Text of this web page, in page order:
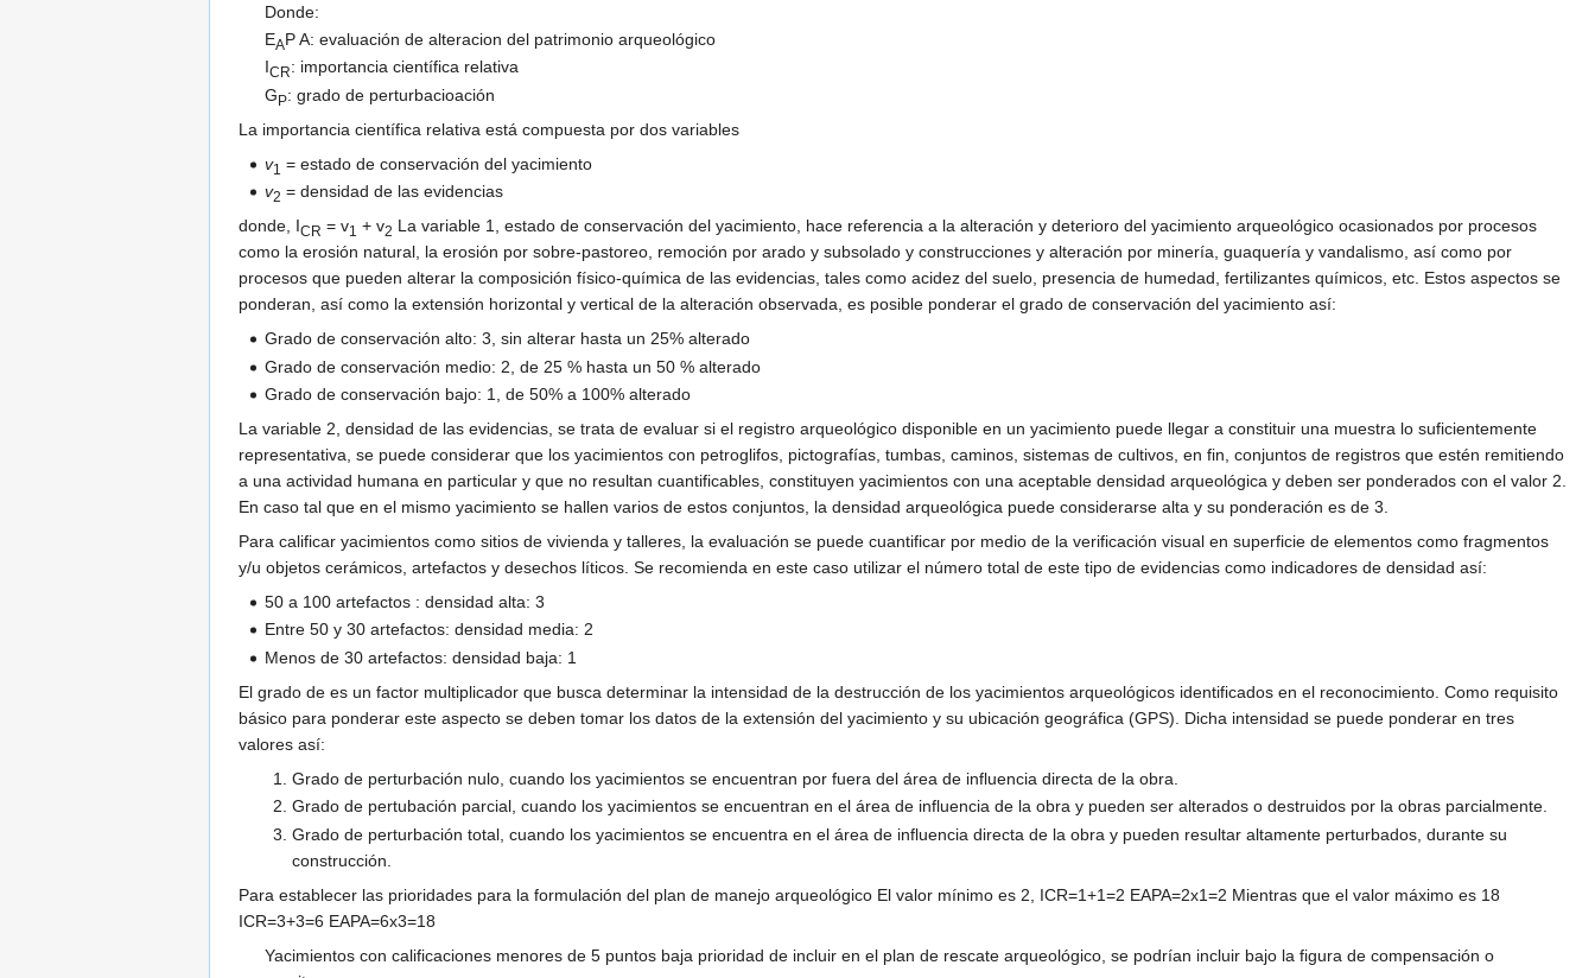
Donde:
EAP A: evaluación de alteracion del patrimonio arqueológico
ICR: importancia científica relativa
GP: grado de perturbacioación
La importancia científica relativa está compuesta por dos variables
v1 = estado de conservación del yacimiento
v2 = densidad de las evidencias
donde, ICR = v1 + v2 La variable 1, estado de conservación del yacimiento, hace referencia a la alteración y deterioro del yacimiento arqueológico ocasionados por procesos
como la erosión natural, la erosión por sobre-pastoreo, remoción por arado y subsolado y construcciones y alteración por minería, guaquería y vandalismo, así como por
procesos que pueden alterar la composición físico-química de las evidencias, tales como acidez del suelo, presencia de humedad, fertilizantes químicos, etc. Estos aspectos se
ponderan, así como la extensión horizontal y vertical de la alteración observada, es posible ponderar el grado de conservación del yacimiento así:
Grado de conservación alto: 3, sin alterar hasta un 25% alterado
Grado de conservación medio: 2, de 25 % hasta un 50 % alterado
Grado de conservación bajo: 1, de 50% a 100% alterado
La variable 2, densidad de las evidencias, se trata de evaluar si el registro arqueológico disponible en un yacimiento puede llegar a constituir una muestra lo suficientemente
representativa, se puede considerar que los yacimientos con petroglifos, pictografías, tumbas, caminos, sistemas de cultivos, en fin, conjuntos de registros que estén remitiendo
a una actividad humana en particular y que no resultan cuantificables, constituyen yacimientos con una aceptable densidad arqueológica y deben ser ponderados con el valor 2.
En caso tal que en el mismo yacimiento se hallen varios de estos conjuntos, la densidad arqueológica puede considerarse alta y su ponderación es de 3.
Para calificar yacimientos como sitios de vivienda y talleres, la evaluación se puede cuantificar por medio de la verificación visual en superficie de elementos como fragmentos
y/u objetos cerámicos, artefactos y desechos líticos. Se recomienda en este caso utilizar el número total de este tipo de evidencias como indicadores de densidad así:
50 a 100 artefactos : densidad alta: 3
Entre 50 y 30 artefactos: densidad media: 2
Menos de 30 artefactos: densidad baja: 1
El grado de es un factor multiplicador que busca determinar la intensidad de la destrucción de los yacimientos arqueológicos identificados en el reconocimiento. Como requisito
básico para ponderar este aspecto se deben tomar los datos de la extensión del yacimiento y su ubicación geográfica (GPS). Dicha intensidad se puede ponderar en tres
valores así:
Grado de perturbación nulo, cuando los yacimientos se encuentran por fuera del área de influencia directa de la obra.
Grado de pertubación parcial, cuando los yacimientos se encuentran en el área de influencia de la obra y pueden ser alterados o destruidos por la obras parcialmente.
Grado de perturbación total, cuando los yacimientos se encuentra en el área de influencia directa de la obra y pueden resultar altamente perturbados, durante su
construcción.
Para establecer las prioridades para la formulación del plan de manejo arqueológico El valor mínimo es 2, ICR=1+1=2 EAPA=2x1=2 Mientras que el valor máximo es 18
ICR=3+3=6 EAPA=6x3=18
Yacimientos con calificaciones menores de 5 puntos baja prioridad de incluir en el plan de rescate arqueológico, se podrían incluir bajo la figura de compensación o